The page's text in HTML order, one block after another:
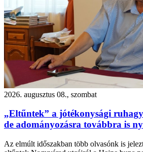
2026. augusztus 08., szombat
„Eltűntek” a jótékonysági
de adományozásra továbbra is
Az elmúlt időszakban több olvasónk is